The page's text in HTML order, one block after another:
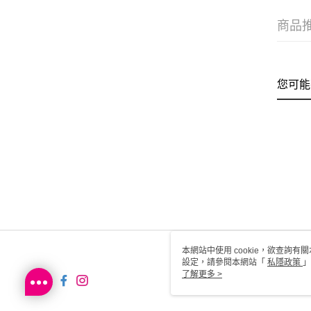
商品
您可
本網站中使用 cookie，欲查詢有
設定，請參閱本網站「 私隱政策
用 cookie。
了解更多 >